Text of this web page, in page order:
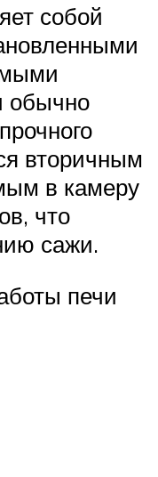
собой
обычно
вторичным
в камеру
что
сажи.
печи